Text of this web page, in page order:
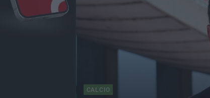
CALCIO